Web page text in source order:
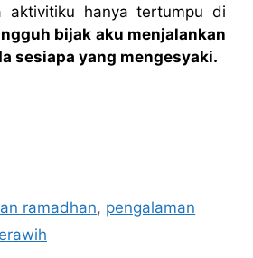
aktivitiku hanya tertumpu di
bijak aku menjalankan
sesiapa yang mengesyaki.
ramadhan, pengalaman